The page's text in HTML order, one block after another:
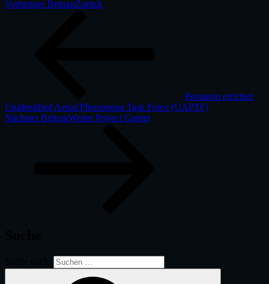
Vorheriger BeitragZurück
Pentagon errichtet
Unidentified Aerial Phenomena Task Force (UAPTF)
Nächster BeitragWeiter Project Garnet